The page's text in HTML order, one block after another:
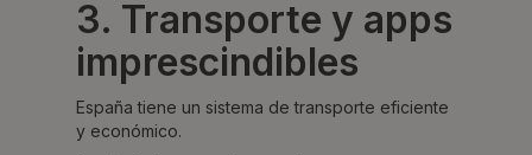
3. Transporte y apps
imprescindibles
España tiene un sistema de transporte eficiente
y económico.